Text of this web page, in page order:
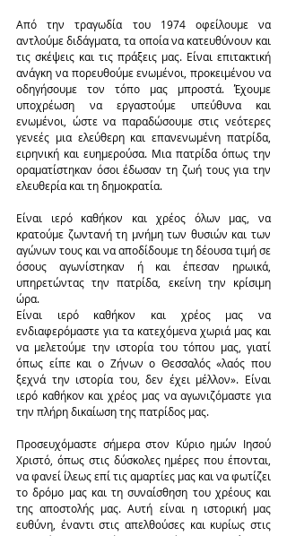
Από την τραγωδία του 1974 οφείλουμε να
αντλούμε διδάγματα, τα οποία να κατευθύνουν και
τις σκέψεις και τις πράξεις μας. Είναι επιτακτική
ανάγκη να πορευθούμε ενωμένοι, προκειμένου να
οδηγήσουμε τον τόπο μας μπροστά. Έχουμε
υποχρέωση να εργαστούμε υπεύθυνα και
ενωμένοι, ώστε να παραδώσουμε στις νεότερες
γενεές μια ελεύθερη και επανενωμένη πατρίδα,
ειρηνική και ευημερούσα. Μια πατρίδα όπως την
οραματίστηκαν όσοι έδωσαν τη ζωή τους για την
ελευθερία και τη δημοκρατία.
Είναι ιερό καθήκον και χρέος όλων μας, να
κρατούμε ζωντανή τη μνήμη των θυσιών και των
αγώνων τους και να αποδίδουμε τη δέουσα τιμή σε
όσους αγωνίστηκαν ή και έπεσαν ηρωικά,
υπηρετώντας την πατρίδα, εκείνη την κρίσιμη
ώρα.
Είναι ιερό καθήκον και χρέος μας να
ενδιαφερόμαστε για τα κατεχόμενα χωριά μας και
να μελετούμε την ιστορία του τόπου μας, γιατί
όπως είπε και ο Ζήνων ο Θεσσαλός «λαός που
ξεχνά την ιστορία του, δεν έχει μέλλον». Είναι
ιερό καθήκον και χρέος μας να αγωνιζόμαστε για
την πλήρη δικαίωση της πατρίδος μας.
Προσευχόμαστε σήμερα στον Κύριο ημών Ιησού
Χριστό, όπως στις δύσκολες ημέρες που έπονται,
να φανεί ίλεως επί τις αμαρτίες μας και να φωτίζει
το δρόμο μας και τη συναίσθηση του χρέους και
της αποστολής μας. Αυτή είναι η ιστορική μας
ευθύνη, έναντι στις απελθούσες και κυρίως στις